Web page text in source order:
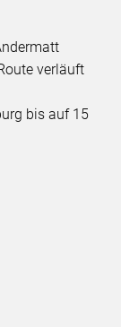
verläuft
bis auf 15